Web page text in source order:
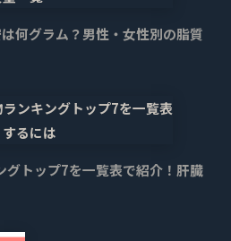
何グラム？男性・女性別の脂質
グトップ7を一覧表で紹介！肝臓